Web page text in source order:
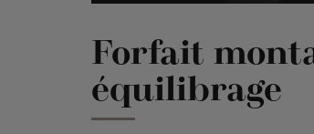
Forfait
équilibrage